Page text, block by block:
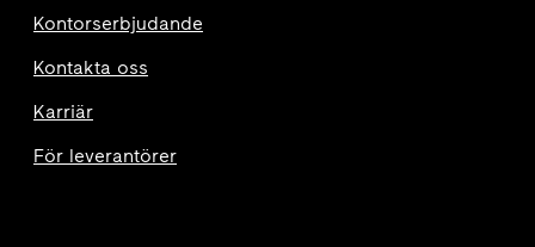
Kontorserbjudande
Kontakta oss
Karriär
För leverantörer